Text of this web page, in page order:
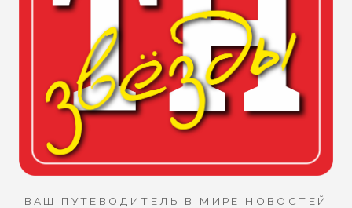
ВАШ ПУТЕВОДИТЕЛЬ В МИРЕ НОВОСТЕЙ